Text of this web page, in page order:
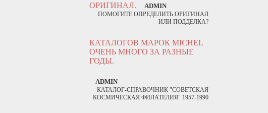
ОРИГИНАЛ.
ADMIN
ПОМОГИТЕ ОПРЕДЕЛИТЬ ОРИГИНАЛ
ИЛИ ПОДДЕЛКА?
КАТАЛОГОВ МАРОК MICHEL
ОЧЕНЬ МНОГО ЗА РАЗНЫЕ
ГОДЫ.
ADMIN
КАТАЛОГ-СПРАВОЧНИК "СОВЕТСКАЯ
КОСМИЧЕСКАЯ ФИЛАТЕЛИЯ" 1957-1990